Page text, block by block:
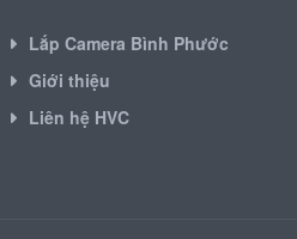
Lắp Camera Bình Phước
Giới thiệu
Liên hệ HVC